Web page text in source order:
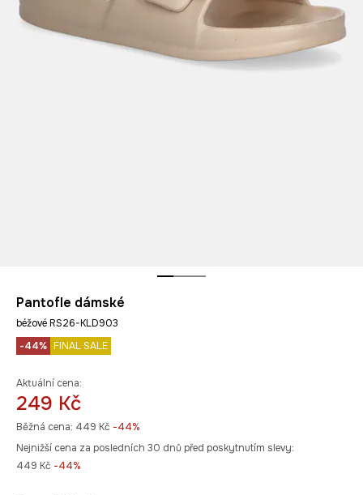
Pantofle dámské
béžové RS26-KLD903
-44% FINAL SALE
Aktuální cena:
249 Kč
Běžná cena: 449 Kč -44%
Nejnižší cena za posledních 30 dnů před poskytnutím slevy:
449 Kč -44%